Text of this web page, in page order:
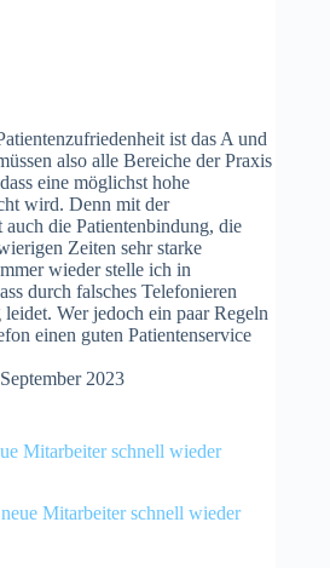
ist das A und
also alle Bereiche der Praxis
eine möglichst hohe
wird. Denn mit der
die Patientenbindung, die
Zeiten sehr starke
wieder stelle ich in
durch falsches Telefonieren
Wer jedoch ein paar Regeln
einen guten Patientenservice
2023
Mitarbeiter schnell wieder